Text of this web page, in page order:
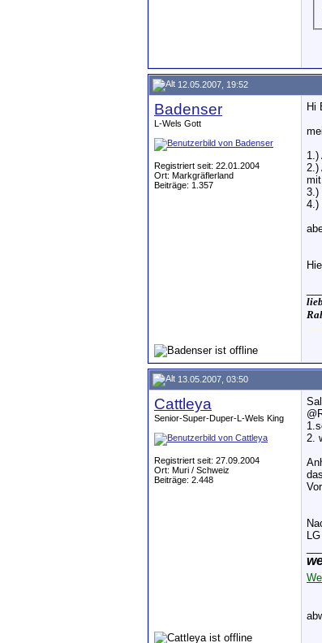
12.05.2007, 19:52
Badenser
L-Wels Gott
Registriert seit: 22.01.2004
Ort: Markgräflerland
Beiträge: 1.357
Hi
1.)
2.)
3.)
4.)
13.05.2007, 03:50
Cattleya
Senior-Super-Duper-L-Wels King
Registriert seit: 27.09.2004
Ort: Muri / Schweiz
Beiträge: 2.448
2.